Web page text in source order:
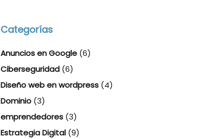
Categorías
Anuncios en Google(6)
Ciberseguridad(6)
Diseño web en wordpress(4)
Dominio(3)
emprendedores(3)
Estrategia Digital(9)